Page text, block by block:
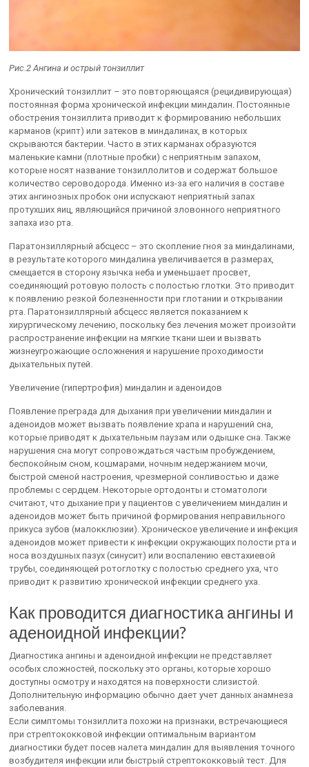
Рис.2 Ангина и острый тонзиллит
Хронический тонзиллит – это повторяющаяся (рецидивирующая)
постоянная форма хронической инфекции миндалин. Постоянные
обострения тонзиллита приводит к формированию небольших
карманов (крипт) или затеков в миндалинах, в которых
скрываются бактерии. Часто в этих карманах образуются
маленькие камни (плотные пробки) с неприятным запахом,
которые носят название тонзиллолитов и содержат большое
количество сероводорода. Именно из-за его наличия в составе
этих ангинозных пробок они испускают неприятный запах
протухших яиц, являющийся причиной зловонного неприятного
запаха изо рта.
Паратонзиллярный абсцесс – это скопление гноя за миндалинами,
в результате которого миндалина увеличивается в размерах,
смещается в сторону язычка неба и уменьшает просвет,
соединяющий ротовую полость с полостью глотки. Это приводит
к появлению резкой болезненности при глотании и открывании
рта. Паратонзиллярный абсцесс является показанием к
хирургическому лечению, поскольку без лечения может произойти
распространение инфекции на мягкие ткани шеи и вызвать
жизнеугрожающие осложнения и нарушение проходимости
дыхательных путей.
Увеличение (гипертрофия) миндалин и аденоидов
Появление преграда для дыхания при увеличении миндалин и
аденоидов может вызвать появление храпа и нарушений сна,
которые приводят к дыхательным паузам или одышке сна. Также
нарушения сна могут сопровождаться частым пробуждением,
беспокойным сном, кошмарами, ночным недержанием мочи,
быстрой сменой настроения, чрезмерной сонливостью и даже
проблемы с сердцем. Некоторые ортодонты и стоматологи
считают, что дыхание при у пациентов с увеличением миндалин и
аденоидов может быть причиной формирования неправильного
прикуса зубов (малокклюзии). Хроническое увеличение и инфекция
аденоидов может привести к инфекции окружающих полости рта и
носа воздушных пазух (синусит) или воспалению евстахиевой
трубы, соединяющей ротоглотку с полостью среднего уха, что
приводит к развитию хронической инфекции среднего уха.
Как проводится диагностика ангины и
аденоидной инфекции?
Диагностика ангины и аденоидной инфекции не представляет
особых сложностей, поскольку это органы, которые хорошо
доступны осмотру и находятся на поверхности слизистой.
Дополнительную информацию обычно дает учет данных анамнеза
заболевания.
Если симптомы тонзиллита похожи на признаки, встречающиеся
при стрептококковой инфекции оптимальным вариантом
диагностики будет посев налета миндалин для выявления точного
возбудителя инфекции или быстрый стрептококковый тест. Для